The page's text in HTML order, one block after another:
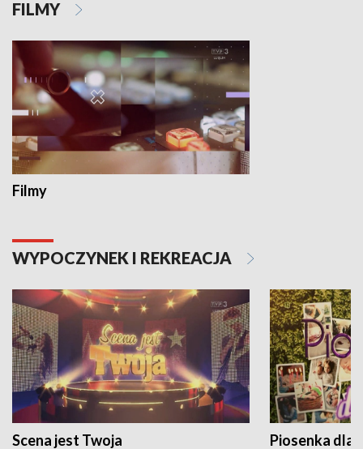
FILMY
Filmy
WYPOCZYNEK I REKREACJA
Scena jest Twoja Piosenka dla